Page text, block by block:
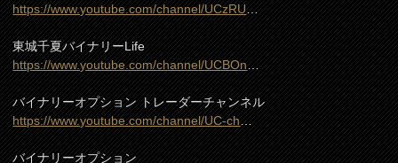
https://www.youtube.com/channel/UCzRU…
東城千夏バイナリーLife
https://www.youtube.com/channel/UCBOn…
バイナリーオプション トレーダーチャンネル
https://www.youtube.com/channel/UC-ch…
バイナリーオプション